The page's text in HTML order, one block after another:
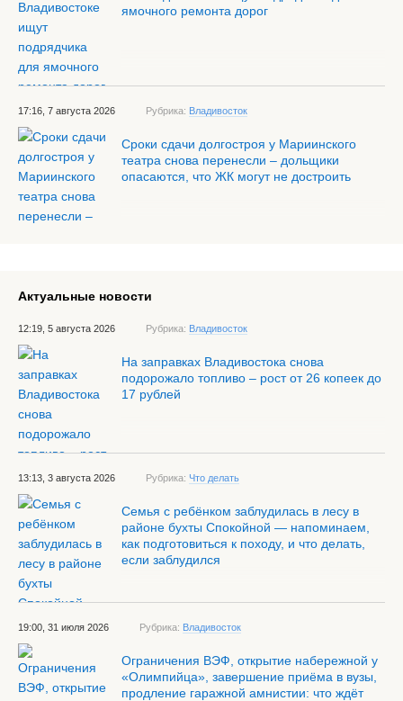
ямочного ремонта дорог
17:16, 7 августа 2026 Рубрика: Владивосток
Сроки сдачи долгостроя у Мариинского
театра снова перенесли – дольщики
опасаются, что ЖК могут не достроить
Актуальные новости
12:19, 5 августа 2026 Рубрика: Владивосток
На заправках Владивостока снова
подорожало топливо – рост от 26 копеек до
17 рублей
13:13, 3 августа 2026 Рубрика: Что делать
Семья с ребёнком заблудилась в лесу в
районе бухты Спокойной — напоминаем,
как подготовиться к походу, и что делать,
если заблудился
19:00, 31 июля 2026 Рубрика: Владивосток
Ограничения ВЭФ, открытие набережной у
«Олимпийца», завершение приёма в вузы,
продление гаражной амнистии: что ждёт